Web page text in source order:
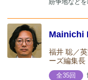
紛争地などを
Mainichi
福井 聡／
ーズ編集長
全35回